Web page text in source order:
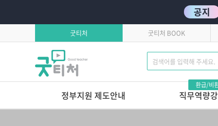
공지
굿티처 굿티처 BOOK
정부지원 제도안내
환급/비
직무역량